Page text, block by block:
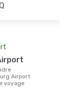
Airport
voyage